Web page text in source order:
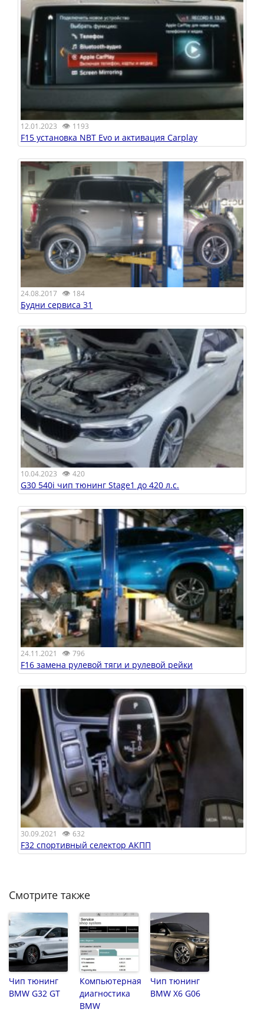
12.01.2023 👁 1193
F15 установка NBT Evo и активация Carplay
24.08.2017 👁 184
Будни сервиса 31
10.04.2023 👁 420
G30 540i чип тюнинг Stage1 до 420 л.с.
24.11.2021 👁 796
F16 замена рулевой тяги и рулевой рейки
30.09.2021 👁 632
F32 спортивный селектор АКПП
Смотрите также
Чип тюнинг
BMW G32 GT
Компьютерная
диагностика
BMW
Чип тюнинг
BMW X6 G06